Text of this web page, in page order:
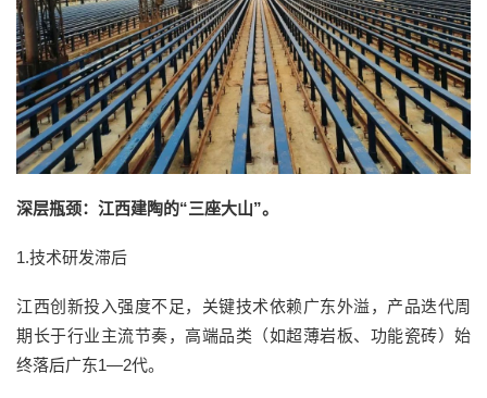
深层瓶颈：江西建陶的“三座大山”。
1.技术研发滞后
江西创新投入强度不足，关键技术依赖广东外溢，产品迭代周
期长于行业主流节奏，高端品类（如超薄岩板、功能瓷砖）始
终落后广东1—2代。